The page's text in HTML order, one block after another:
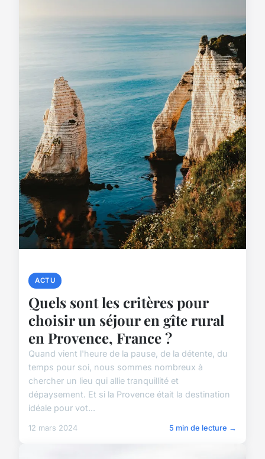
ACTU
Quels sont les critères pour
choisir un séjour en gîte rural
en Provence, France ?
Quand vient l'heure de la pause, de la détente, du
temps pour soi, nous sommes nombreux à
chercher un lieu qui allie tranquillité et
dépaysement. Et si la Provence était la destination
idéale pour vot...
12 mars 2024 5 min de lecture →